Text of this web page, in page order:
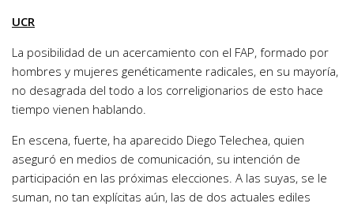
UCR
La posibilidad de un acercamiento con el FAP, formado por
hombres y mujeres genéticamente radicales, en su mayoría,
no desagrada del todo a los correligionarios de esto hace
tiempo vienen hablando.
En escena, fuerte, ha aparecido Diego Telechea, quien
aseguró en medios de comunicación, su intención de
participación en las próximas elecciones. A las suyas, se le
suman, no tan explícitas aún, las de dos actuales ediles